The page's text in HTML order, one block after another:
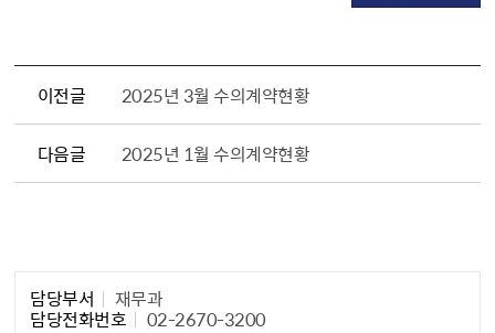
이전글 2025년 3월 수의계약현황
다음글 2025년 1월 수의계약현황
담당부서 재무과
담당전화번호 02-2670-3200